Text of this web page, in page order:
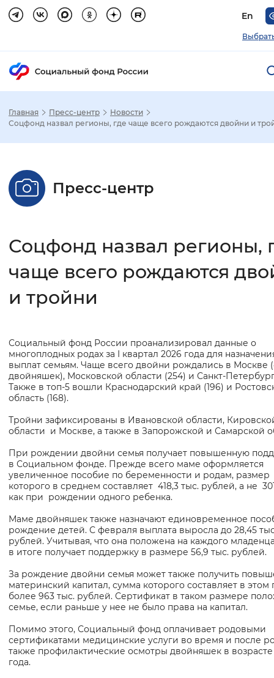
En
Размер шрифта
Шрифт
Цвет сайта
Монохромный Инверсивный
Изображения
Включены Выключены
Звуковой ассистент
Воспроизвести Остановить
Главная Пресс-центр
Новости
Соцфонд назвал регионы, где чаще всего рождаются двойни и
Пресс-центр
Соцфонд назвал регионы,
чаще всего рождаются
и тройни
Основная
информация
Социальный фонд России проанализировал данные о
многоплодных родах за I квартал 2026 года для
выплат семьям. Чаще всего двойни рождались в Москве
двойняшек), Московской области (254) и
Также в топ‑5 вошли Краснодарский край (196) и
область (168).
Тройни зафиксированы в Ивановской области,
области и Москве, а также в Запорожской и Самарской
При рождении двойни семья получает повышенную
в Социальном фонде. Прежде всего маме оформляется
увеличенное пособие по беременности и родам, размер
которого в среднем составляет 418,3 тыс. рублей, а не
как при рождении одного ребенка.
Маме двойняшек также назначают единовременное
рождение детей. С февраля выплата выросла до 28,45
рублей. Учитывая, что она положена на каждого
в итоге получает поддержку в размере 56,9 тыс. рублей.
За рождение двойни семья может также получить
материнский капитал, сумма которого составляет в этом
более 963 тыс. рублей. Сертификат в таком размере
семье, если раньше у нее не было права на капитал.
Помимо этого, Социальный фонд оплачивает родовыми
сертификатами медицинские услуги во время и после
также профилактические осмотры двойняшек в
года.